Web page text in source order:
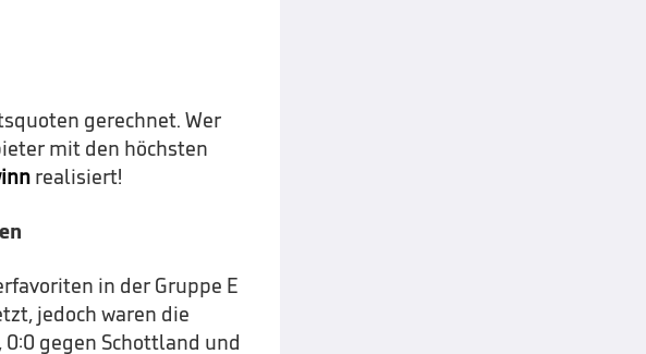
gerechnet. Wer
mit den höchsten
realisiert!
in der Gruppe E
jedoch waren die
gegen Schottland und